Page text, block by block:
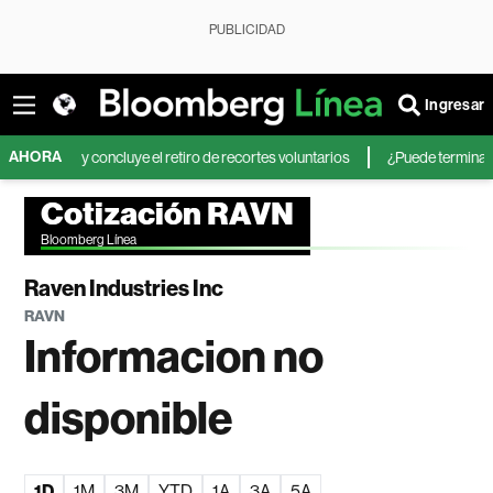
PUBLICIDAD
Ingresar
AHORAy concluye el retiro de recortes voluntarios ¿Puede terminar la
Cotización RAVN
Bloomberg Línea
Raven Industries Inc
RAVN
Informacion no
disponible